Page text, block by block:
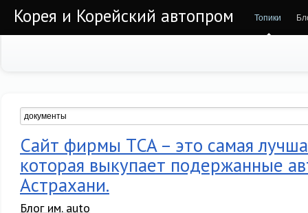
Корея и Корейский автопром Топики
Сайт фирмы TCA – это самая
которая выкупает подержанные
Астрахани.
Блог им. auto